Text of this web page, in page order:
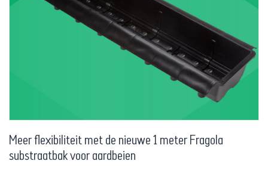
Meer flexibiliteit met de nieuwe 1 meter Fragola
substraatbak voor aardbeien